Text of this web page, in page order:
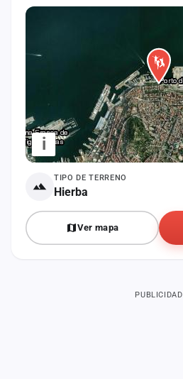
i
TIPO DE TERRENO
Hierba
Ver mapa
PUBLICIDAD